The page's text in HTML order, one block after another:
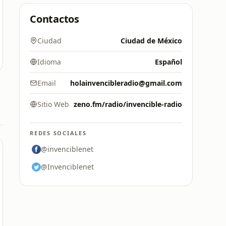
Contactos
Ciudad Ciudad de México
Idioma Español
Email holainvencibleradio@gmail.com
Sitio Web zeno.fm/radio/invencible-radio
REDES SOCIALES
@invenciblenet
@Invenciblenet